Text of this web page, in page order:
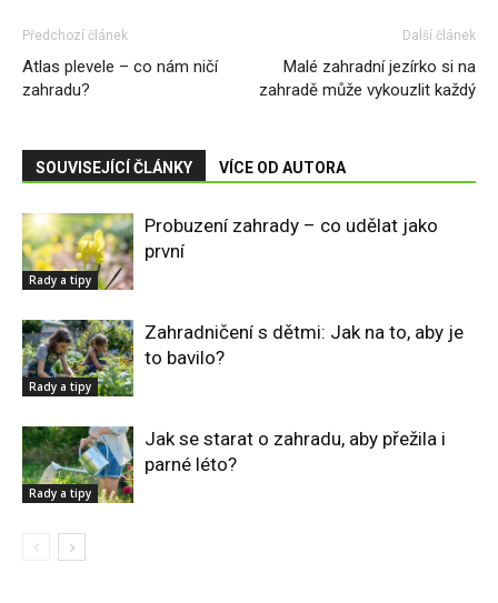
Předchozí článek
Atlas plevele – co nám ničí
zahradu?
Další článek
Malé zahradní jezírko si na
zahradě může vykouzlit každý
SOUVISEJÍCÍ ČLÁNKY VÍCE OD AUTORA
Rady a tipy
Probuzení zahrady – co udělat jako
první
Rady a tipy
Zahradničení s dětmi: Jak na to, aby je
to bavilo?
Rady a tipy
Jak se starat o zahradu, aby přežila i
parné léto?